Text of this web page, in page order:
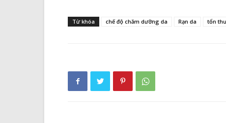
Từ khóa chế độ chăm dưỡng da Rạn da tổn